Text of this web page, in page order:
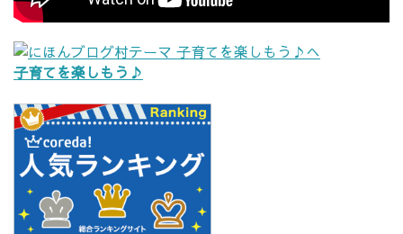
子育てを楽しもう♪